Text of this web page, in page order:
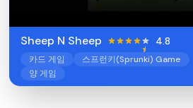
Sheep N Sheep 4.8
카드 게임
스프런키(Sprunki) Game
양 게임